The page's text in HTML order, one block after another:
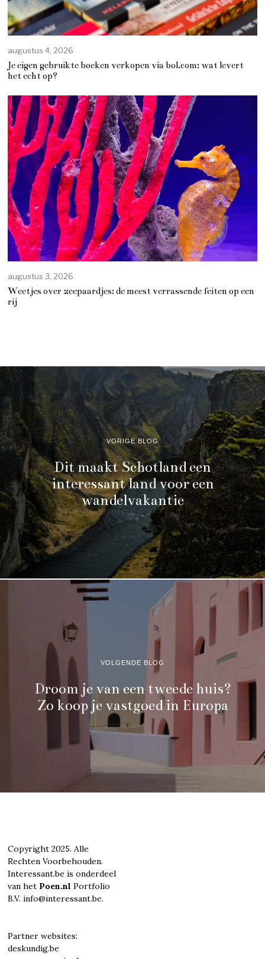
augustus 4, 2026
Je eigen gebruikte boeken verkopen via bol.com: wat levert
het echt op?
augustus 3, 2026
Weetjes over zeepaardjes: de meest verrassende feiten op een
rij
VORIGE BLOG
Dit maakt Schotland een
interessant land voor een
wandelvakantie
VOLGENDE BLOG
Droom je van een tweede huis?
Zo koop je vastgoed in Europa
Copyright 2025. Alle
Rechten Voorbehouden.
Interessant.be is onderdeel
van het Poen.nl Portfolio
B.V. info@interessant.be.
Partner websites:
deskundig.be